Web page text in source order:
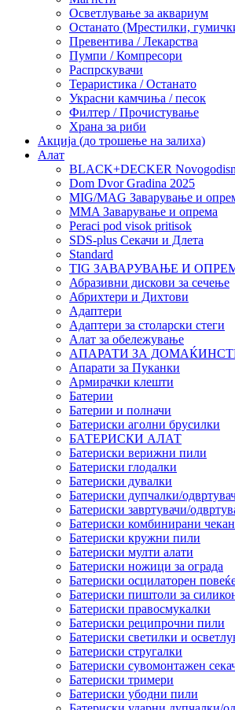
Осветлување за аквариум
Останато (Мрестилки,
Превентива / Лекарства
Пумпи / Компресори
Распрскувачи
Тераристика / Останато
Украсни камчиња / песок
Филтер / Прочистување
Храна за риби
Акција (до трошење на залиха)
Алат
BLACK+DECKER
Dom Dvor Gradina 2025
MIG/MAG Заварување и
MMA Заварување и опрема
Peraci pod visok pritisok
SDS-plus Секачи и Длета
Standard
TIG ЗАВАРУВАЊЕ И
Абразивни дискови за сечење
Абрихтери и Дихтови
Адаптери
Адаптери за столарски стеги
Алат за обележување
АПАРАТИ ЗА
Апарати за Пуканки
Армирачки клешти
Батерии
Батерии и полначи
Батериски аголни брусилки
БАТЕРИСКИ АЛАТ
Батериски верижни пили
Батериски глодалки
Батериски дувалки
Батериски дупчалки/
Батериски завртувачи/
Батериски комбинирани
Батериски кружни пили
Батериски мулти алати
Батериски ножици за ограда
Батериски осцилаторен
Батериски пиштоли за
Батериски правосмукалки
Батериски реципрочни пили
Батериски светилки и
Батериски стругалки
Батериски сувомонтажен
Батериски тримери
Батериски убодни пили